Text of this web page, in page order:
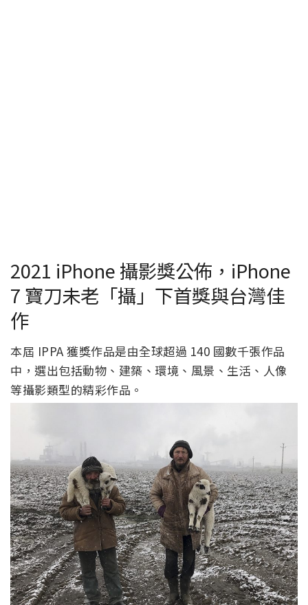
2021 iPhone 攝影獎公佈，iPhone
7 寶刀未老「攝」下首獎與台灣佳
作
本屆 IPPA 獲獎作品是由全球超過 140 國數千張作品
中，選出包括動物、建築、環境、風景、生活、人像
等攝影類型的精彩作品。